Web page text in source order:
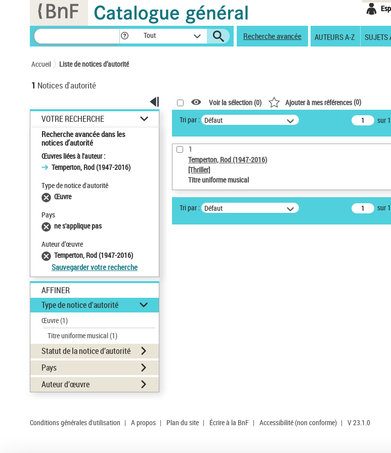
Tout Recherche avancée AUTEURS A-Z SUJETS
Accueil Liste de notices d’autorité
1 Notices d'autorité
VOTRE RECHERCHE
Recherche avancée dans les
notices d’autorité
Œuvres liées à l'auteur :
Temperton, Rod (1947-2016)
Type de notice d'autorité
Œuvre
Pays
ne s'applique pas
Auteur d’œuvre
Temperton, Rod (1947-2016)
Sauvegarder votre recherche
AFFINER
Type de notice d'autorité
Œuvre(1)
Titre uniforme musical(1)
Statut de la notice d’autorité
Pays
Auteur d’œuvre
Voir la sélection (0) Ajouter à mes références(0)
Tri par : Défaut sur 1
1
Temperton, Rod (1947-2016)
[Thriller]
Titre uniforme musical
Tri par : Défaut sur 1
Conditions générales d'utilisation | A propos | Plan du site | Écrire à la BnF | Accessibilité (non conforme) | V 23.1.0
Panneau de gestion des cookies